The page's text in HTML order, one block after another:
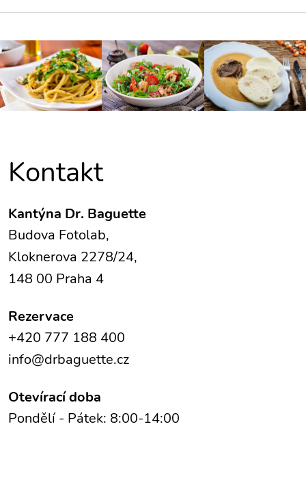
Kontakt
Kantýna Dr. Baguette
Budova Fotolab,
Kloknerova 2278/24,
148 00 Praha 4
Rezervace
+420 777 188 400
info@drbaguette.cz
Otevírací doba
Pondělí - Pátek: 8:00-14:00